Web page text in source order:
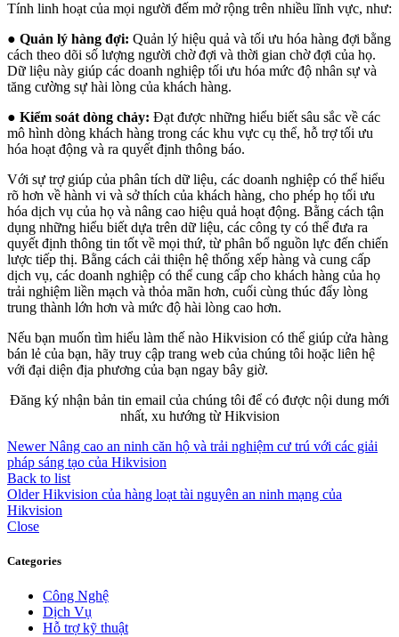
Tính linh hoạt của mọi người đếm mở rộng trên nhiều lĩnh vực, như:
● Quản lý hàng đợi: Quản lý hiệu quả và tối ưu hóa hàng đợi bằng
cách theo dõi số lượng người chờ đợi và thời gian chờ đợi của họ.
Dữ liệu này giúp các doanh nghiệp tối ưu hóa mức độ nhân sự và
tăng cường sự hài lòng của khách hàng.
● Kiểm soát dòng chảy: Đạt được những hiểu biết sâu sắc về các
mô hình dòng khách hàng trong các khu vực cụ thể, hỗ trợ tối ưu
hóa hoạt động và ra quyết định thông báo.
Với sự trợ giúp của phân tích dữ liệu, các doanh nghiệp có thể hiểu
rõ hơn về hành vi và sở thích của khách hàng, cho phép họ tối ưu
hóa dịch vụ của họ và nâng cao hiệu quả hoạt động. Bằng cách tận
dụng những hiểu biết dựa trên dữ liệu, các công ty có thể đưa ra
quyết định thông tin tốt về mọi thứ, từ phân bổ nguồn lực đến chiến
lược tiếp thị. Bằng cách cải thiện hệ thống xếp hàng và cung cấp
dịch vụ, các doanh nghiệp có thể cung cấp cho khách hàng của họ
trải nghiệm liền mạch và thỏa mãn hơn, cuối cùng thúc đẩy lòng
trung thành lớn hơn và mức độ hài lòng cao hơn.
Nếu bạn muốn tìm hiểu làm thế nào Hikvision có thể giúp cửa hàng
bán lẻ của bạn, hãy truy cập trang web của chúng tôi hoặc liên hệ
với đại diện địa phương của bạn ngay bây giờ.
Đăng ký nhận bản tin email của chúng tôi để có được nội dung mới
nhất, xu hướng từ Hikvision
Newer Nâng cao an ninh căn hộ và trải nghiệm cư trú với các giải
pháp sáng tạo của Hikvision
Back to list
Older Hikvision của hàng loạt tài nguyên an ninh mạng của
Hikvision
Close
Categories
Công Nghệ
Dịch Vụ
Hỗ trợ kỹ thuật